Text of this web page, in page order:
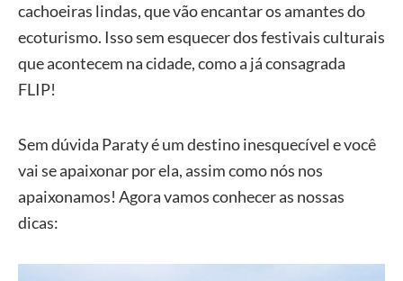
cachoeiras lindas, que vão encantar os amantes do
ecoturismo. Isso sem esquecer dos festivais culturais
que acontecem na cidade, como a já consagrada
FLIP!
Sem dúvida Paraty é um destino inesquecível e você
vai se apaixonar por ela, assim como nós nos
apaixonamos! Agora vamos conhecer as nossas
dicas: